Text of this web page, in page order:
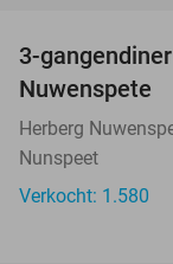
3-
Nuwenspete
Herberg
Nunspeet
Verkocht: 1.580